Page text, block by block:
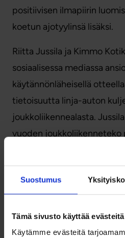
Suostumus
Tämä sivusto käyttää evästeitä
Käytämme evästeitä
positiivisen ilmapiirin
koetun ajotyylinsä lisäksi.
Riitta Jussila ja Kimmo
sosiaalisessa mediassa
käytännönläheisellä
tietoisuutta linja-auton
joukkoliikennealasta.
vuoden joukkoliikenneteko
liikenteen
Kotikumpu ja Torvela Oubus
Oulun kaupunki on